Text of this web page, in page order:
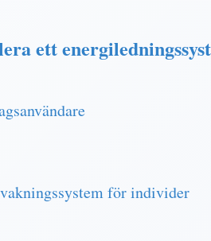
ett
för individer